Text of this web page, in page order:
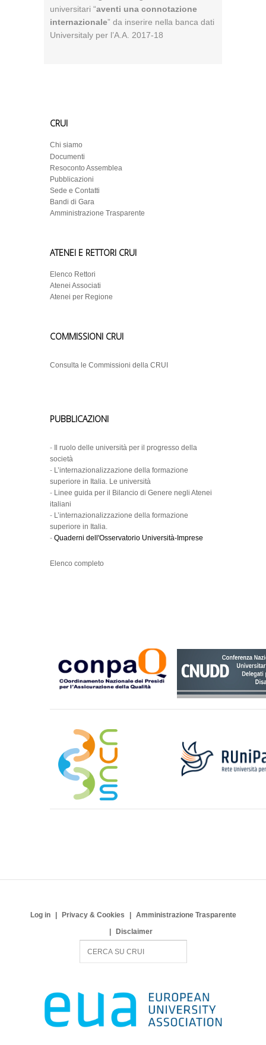
universitari “aventi una connotazione
internazionale” da inserire nella banca dati
Universitaly per l’A.A. 2017-18
CRUI
Chi siamo
Documenti
Resoconto Assemblea
Pubblicazioni
Sede e Contatti
Bandi di Gara
Amministrazione Trasparente
ATENEI E RETTORI CRUI
Elenco Rettori
Atenei Associati
Atenei per Regione
COMMISSIONI CRUI
Consulta le Commissioni della CRUI
PUBBLICAZIONI
-
Il ruolo delle università per il progresso della
società
- L’internazionalizzazione della formazione
superiore in Italia. Le università
- Linee guida per il Bilancio di Genere negli Atenei
italiani
- L’internazionalizzazione della formazione
superiore in Italia.
- Quaderni dell'Osservatorio Università-Imprese
Elenco completo
Log in Privacy & Cookies
Amministrazione Trasparente
Disclaimer
c